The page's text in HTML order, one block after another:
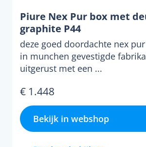
Piure Nex Pur box met
graphite P44
deze goed doordachte nex
in munchen gevestigde
uitgerust met een ...
€ 1.448
Bekijk in webshop